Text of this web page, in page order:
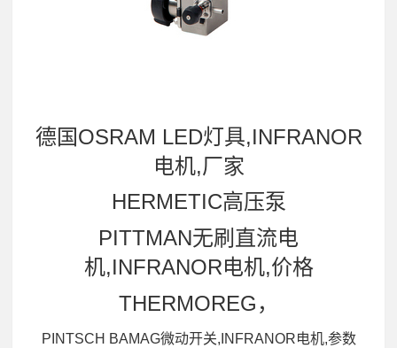
德国OSRAM LED灯具,INFRANOR
电机,厂家
HERMETIC高压泵
PITTMAN无刷直流电
机,INFRANOR电机,价格
THERMOREG，
PINTSCH BAMAG微动开关,INFRANOR电机,参数